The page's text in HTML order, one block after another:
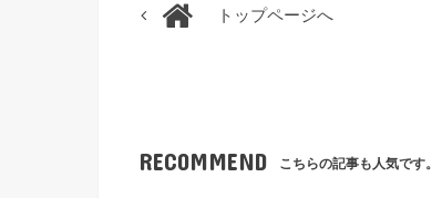
トップページへ
RECOMMEND こちらの記事も人気です。